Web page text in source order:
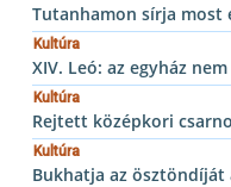
Tutanhamon sírja most
Kultúra
XIV. Leó: az egyház
Kultúra
Rejtett középkori
Kultúra
Bukhatja az ösztöndíját